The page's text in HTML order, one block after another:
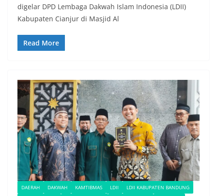
digelar DPD Lembaga Dakwah Islam Indonesia (LDII)
Kabupaten Cianjur di Masjid Al
Read More
DAERAH DAKWAH KAMTIBMAS LDII
LDII KABUPATEN BANDUNG